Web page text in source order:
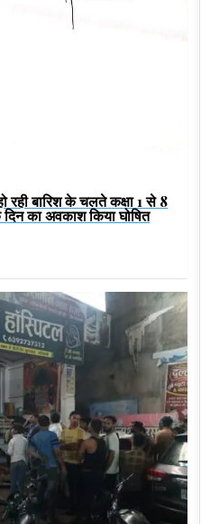
रही बारिश के चलते कक्षा 1 से 8
का अवकाश किया घोषित